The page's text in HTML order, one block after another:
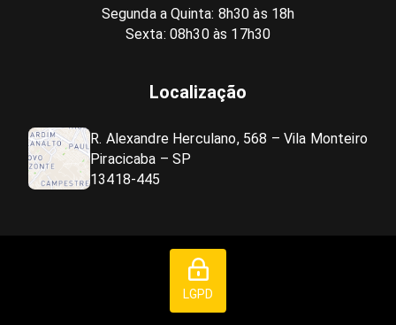
Segunda a Quinta: 8h30 às 18h
Sexta: 08h30 às 17h30
Localização
R. Alexandre Herculano, 568 – Vila Monteiro
Piracicaba – SP
13418-445
LGPD